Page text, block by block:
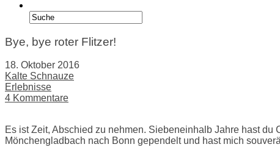
Bye, bye roter Flitzer!
18. Oktober 2016
Kalte Schnauze
Erlebnisse
4 Kommentare
Es ist Zeit, Abschied zu nehmen. Siebeneinhalb Jahre hast
Mönchengladbach nach Bonn gependelt und hast mich